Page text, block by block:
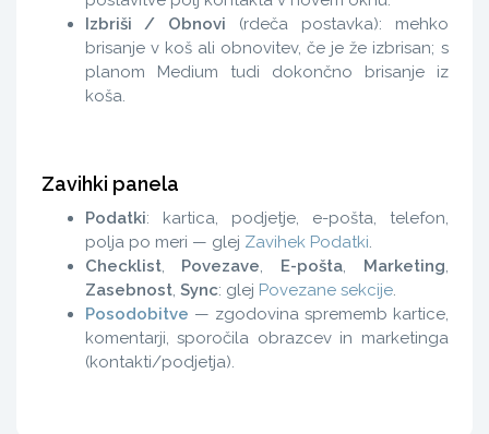
Izbriši / Obnovi (rdeča postavka): mehko
brisanje v koš ali obnovitev, če je že izbrisan; s
planom Medium tudi dokončno brisanje iz
koša.
Zavihki panela
Podatki: kartica, podjetje, e-pošta, telefon,
polja po meri — glej Zavihek Podatki
Checklist, Povezave E-pošta, Marketing
Zasebnost, Sync: glej Povezane sekcije.
Posodobitve — zgodovina sprememb kartice,
komentarji, sporočila obrazcev in marketinga
(kontakti/podjetja).